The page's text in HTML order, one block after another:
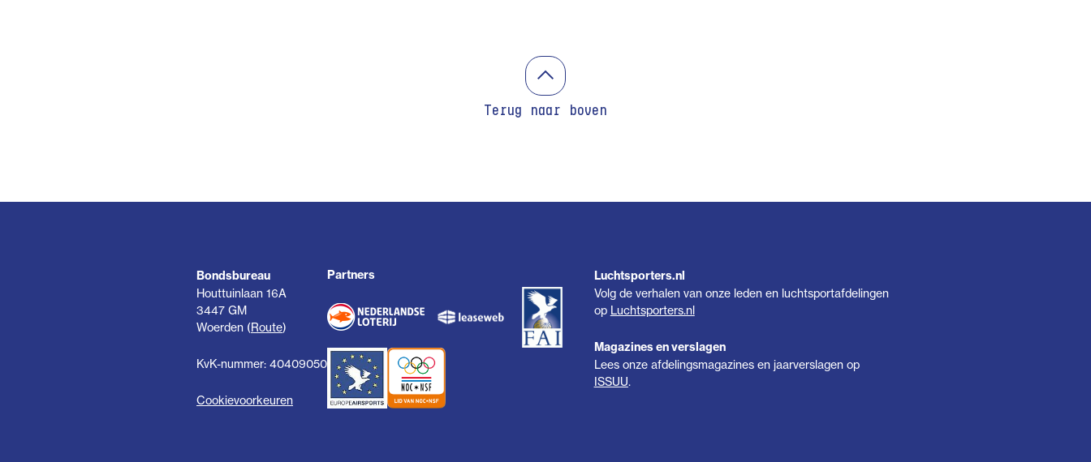
Terug naar boven
Bondsbureau
Houttuinlaan 16A
3447 GM
Woerden (Route)
KvK-nummer: 40409050
Cookievoorkeuren
Partners Luchtsporters.nl
Volg de verhalen van onze leden en luchtsportafdelingen
op Luchtsporters.nl
Magazines en verslagen
Lees onze afdelingsmagazines en jaarverslagen op
ISSUU.